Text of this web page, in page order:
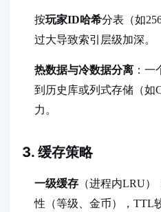
按玩家ID哈希分表（如
过大导致索引层级加深。
热数据与冷数据分离 ：
到历史库或列式存储（如
力。
3. 缓存策略
一级缓存 （进程内LRU
性（等级、金币），TTL